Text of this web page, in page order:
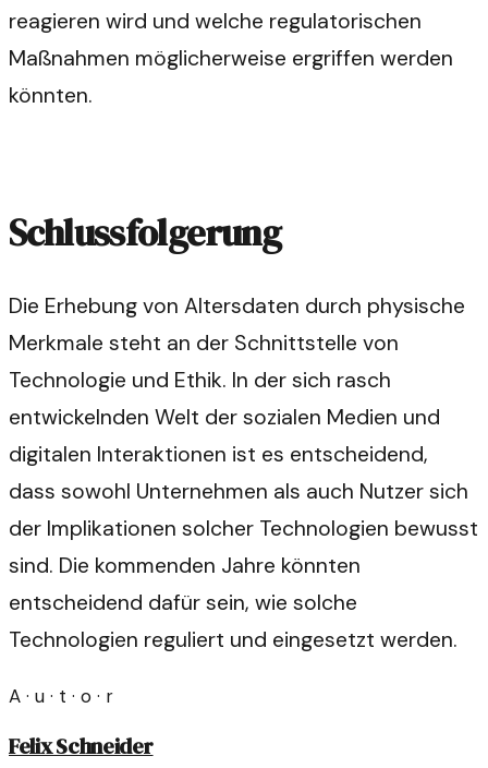
reagieren wird und welche regulatorischen
Maßnahmen möglicherweise ergriffen werden
könnten.
Schlussfolgerung
Die Erhebung von Altersdaten durch physische
Merkmale steht an der Schnittstelle von
Technologie und Ethik. In der sich rasch
entwickelnden Welt der sozialen Medien und
digitalen Interaktionen ist es entscheidend,
dass sowohl Unternehmen als auch Nutzer sich
der Implikationen solcher Technologien bewusst
sind. Die kommenden Jahre könnten
entscheidend dafür sein, wie solche
Technologien reguliert und eingesetzt werden.
A · u · t · o · r
Felix Schneider